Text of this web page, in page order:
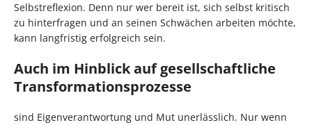
Selbstreflexion. Denn nur wer bereit ist, sich selbst kritisch
zu hinterfragen und an seinen Schwächen arbeiten möchte,
kann langfristig erfolgreich sein.
Auch im Hinblick auf gesellschaftliche
Transformationsprozesse
sind Eigenverantwortung und Mut unerlässlich. Nur wenn